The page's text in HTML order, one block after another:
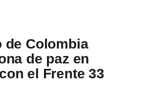
de Colombia
de paz en
el Frente 33